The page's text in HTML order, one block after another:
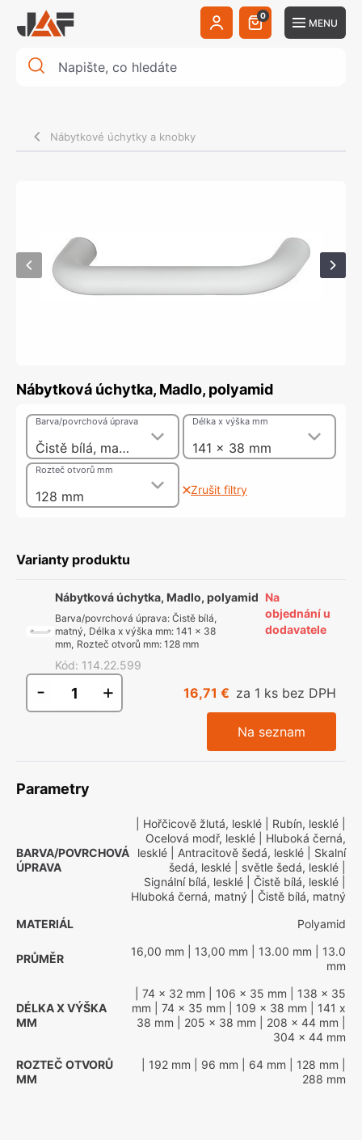
0
MENU
Nábytkové úchytky a knobky
Nábytková úchytka, Madlo, polyamid
Čistě bílá, matný
Barva/povrchová úprava
141 x 38 mm
Délka x výška mm
128 mm
Rozteč otvorů mm
Zrušit filtry
Varianty produktu
Nábytková úchytka, Madlo, polyamid
Barva/povrchová úprava: Čistě bílá,
matný, Délka x výška mm: 141 x 38
mm, Rozteč otvorů mm: 128 mm
Kód: 114.22.599
Na
objednání u
dodavatele
- + 16,71 € za 1 ks bez DPH
Na seznam
Parametry
BARVA/POVRCHOVÁ
ÚPRAVA
| Hořčicově žlutá, lesklé | Rubín, lesklé
Ocelová modř, lesklé | Hluboká černá,
lesklé | Antracitově šedá, lesklé | Skalní
šedá, lesklé | světle šedá, lesklé
Signální bílá, lesklé | Čistě bílá, lesklé
Hluboká černá, matný | Čistě bílá, matný
MATERIÁL
Polyamid
PRŮMĚR
16,00 mm | 13,00 mm | 13.00 mm | 13.0
mm
DÉLKA X VÝŠKA
MM
| 74 x 32 mm | 106 x 35 mm | 138 x 35
mm | 74 x 35 mm | 109 x 38 mm | 141 x
38 mm | 205 x 38 mm | 208 x 44 mm
304 x 44 mm
ROZTEČ OTVORŮ
MM
| 192 mm | 96 mm | 64 mm | 128 mm
288 mm